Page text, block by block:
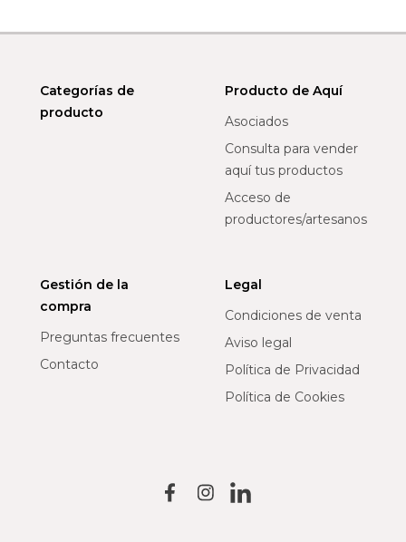
Categorías de
producto
Producto de Aquí
Asociados
Consulta para vender
aquí tus productos
Acceso de
productores/artesanos
Gestión de la
compra
Preguntas frecuentes
Contacto
Legal
Condiciones de venta
Aviso legal
Política de Privacidad
Política de Cookies